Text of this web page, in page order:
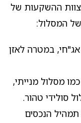
צוות ההשקעות של
המסלול:
אג"חי, במטרה לאזן
מסלול מנייתי,
סולידי טהור.
הנכסים